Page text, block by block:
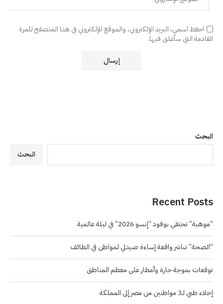
احفظ اسمي، البريد الإلكتروني، والموقع الإلكتروني في هذا المتصفح للمرة
القادمة التي سأعلق فيها.
البحث
البحث
Recent Posts
“موهبة” تحتفي بوفود “إنسو 2026” في ليلة عالمية
“الصحة” تباشر واقعة إساءة صيدلي لمواطن في الطائف
توقعات بموجة حارة وأمطار على معظم المناطق
إخلاء طبي لـ3 مواطنين من مصر إلى المملكة